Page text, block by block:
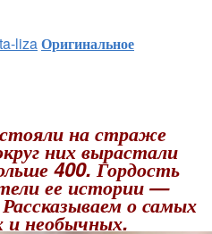
lizaОригинальное
на страже
них вырастали
400. Гордость
ее истории —
о самых
и необычных.